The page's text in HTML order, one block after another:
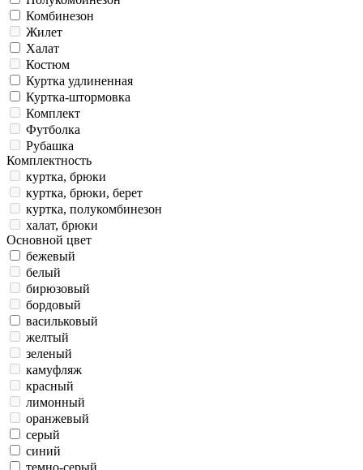
Комбинезон
Жилет
Халат
Костюм
Куртка удлиненная
Куртка-штормовка
Комплект
Футболка
Рубашка
Комплектность
куртка, брюки
куртка, брюки, берет
куртка, полукомбинезон
халат, брюки
Основной цвет
бежевый
белый
бирюзовый
бордовый
васильковый
желтый
зеленый
камуфляж
красный
лимонный
оранжевый
серый
синий
темно-серый